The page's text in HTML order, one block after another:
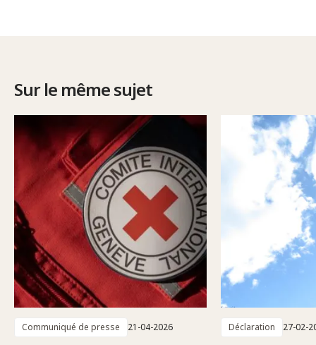
Sur le même sujet
Communiqué de presse 21-04-2026 Déclaration 27-02-